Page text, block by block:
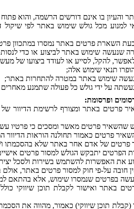
והעיון בו אינם דורשים הרשמה, והוא פתוח
למנוע מכל גולש שימוש באתר לפי
השארת פרטים באתר נמסרו במתכוון
שנעשה שימוש באתר לביצוע או כדי
להקל, לסייע או לעודד ביצועו של
תנאי שימוש אלה;
שימוש באתר במטרה להתחרות באתר;
על ידי גולש כל פעולה שתמנע
ופרסומת:
פרטים באתר ומצורף לרשימת הדיוור
שהשאיר פרטים מאשר ומסכים כי פרטיו
פרטים כאמור תחולנה הוראות הדיוור
פרטים של אדם אחר באתר שלא בהסכמתו ו/
יתבקש הגולש למסור פרטים
את האפשרות להשתמש בשירות ולסכל
חובה על-פי חוק למסור פרטים באתר, אולם
בפרטים שנמסרו שימוש, אלא בהתאם
באתר ואישור לקבלת תוכן שיווקי